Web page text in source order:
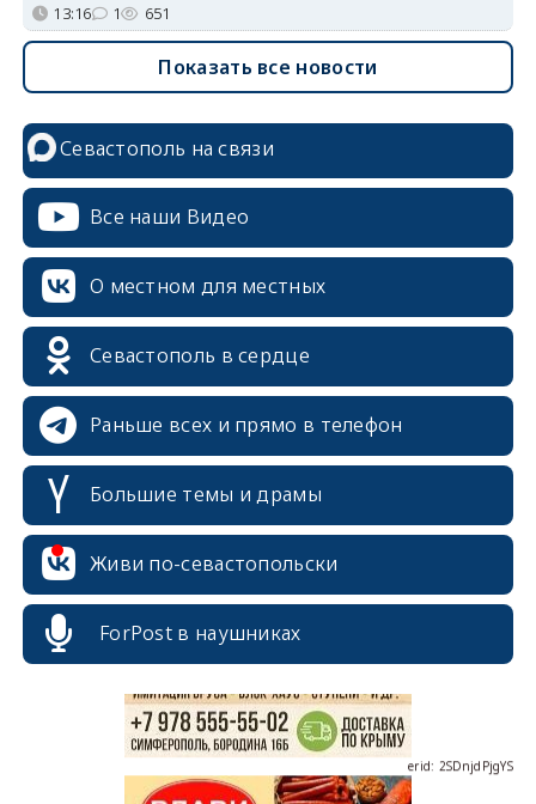
13:16 1 651
Показать все новости
Севастополь на связи
Все наши Видео
О местном для местных
Севастополь в сердце
Раньше всех и прямо в телефон
Большие темы и драмы
Живи по-севастопольски
ForPost в наушниках
erid: 2SDnjcrDNw6
erid: 2SDnjdPjgYS